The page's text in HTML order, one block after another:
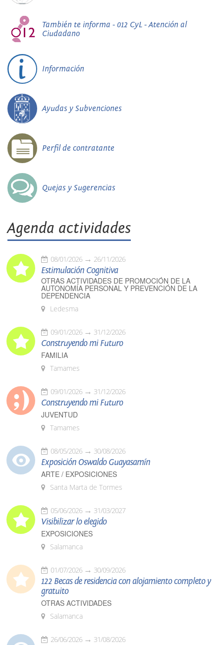
También te informa - 012 CyL - Atención al
Ciudadano
Información
Ayudas y Subvenciones
Perfil de contratante
Quejas y Sugerencias
Agenda actividades
08/01/2026 26/11/2026
Estimulación Cognitiva
OTRAS ACTIVIDADES DE PROMOCIÓN DE LA
AUTONOMÍA PERSONAL Y PREVENCIÓN DE LA
DEPENDENCIA
Ledesma
09/01/2026 31/12/2026
Construyendo mi Futuro
FAMILIA
Tamames
09/01/2026 31/12/2026
Construyendo mi Futuro
JUVENTUD
Tamames
08/05/2026 30/08/2026
Exposición Oswaldo Guayasamín
ARTE / EXPOSICIONES
Santa Marta de Tormes
05/06/2026 31/03/2027
Visibilizar lo elegido
EXPOSICIONES
Salamanca
01/07/2026 30/09/2026
122 Becas de residencia con alojamiento completo y
gratuito
OTRAS ACTIVIDADES
Salamanca
26/06/2026 31/08/2026